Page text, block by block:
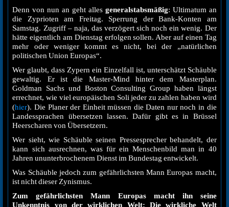
Denn von nun an geht alles generalstabsmäßig: Ultimatum an
die Zyprioten am Freitag. Sperrung der Bank-Konten am
Samstag. Zugriff – naja, das verzögert sich noch ein wenig. Der
hätte eigentlich am Dienstag erfolgen sollen. Aber auf einen Tag
mehr oder weniger kommt es nicht, bei der „natürlichen
politischen Union Europas“.
Wer glaubt, dass Zypern ein Einzelfall ist, unterschätzt Schäuble
gewaltig. Er ist die Master-Mind hinter dem Masterplan.
Goldman Sachs und Boston Consulting Group haben längst
errechnet, wie viel europäischen Soli jeder zu zahlen haben wird
(hier). Die Planer der Einheit müssen die Daten nur noch in die
Landessprachen übersetzen lassen. Dafür gibt es in Brüssel
Heerscharen von Übersetzern.
Wer sieht, wie Schäuble seinen Pressesprecher behandelt, der
kann sich ausrechnen, was für ein Menschenbild man in 40
Jahren ununterbrochenem Dienst im Bundestag entwickelt.
Was Schäuble jedoch zum gefährlichsten Mann Europas macht,
ist nicht dieser Zynismus.
Zum gefährlichsten Mann Europas macht ihn seine
Unkenntnis von der wirklichen Welt: Die wirkliche Welt